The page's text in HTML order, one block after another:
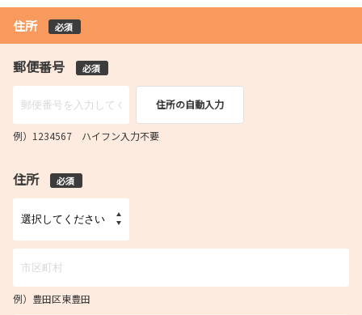
住所 必須
郵便番号 必須
住所の自動入力
例）1234567 ハイフン入力不要
住所 必須
例）豊田区東豊田